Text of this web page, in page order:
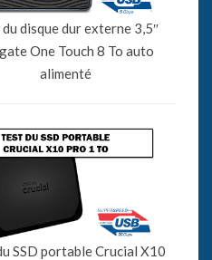
du disque dur externe 3,5″
One Touch 8 To auto
alimenté
SSD portable Crucial X10